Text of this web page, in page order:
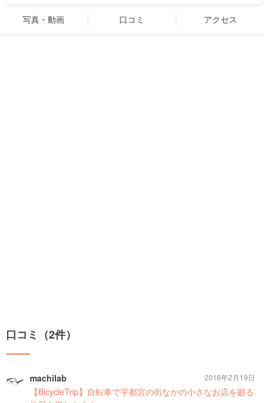
写真・動画 口コミ アクセス
口コミ（2件）
machilab
【BicycleTrip】自転車で宇都宮の街なかの小さなお店を廻る
2016年2月19日